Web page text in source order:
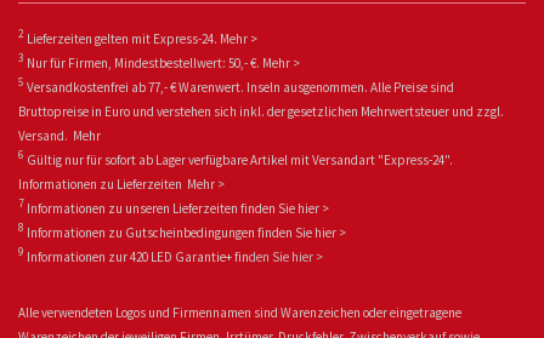
2 Lieferzeiten gelten mit Express-24. Mehr >
3 Nur für Firmen, Mindestbestellwert: 50,- €. Mehr >
5 Versandkostenfrei ab 77,- € Warenwert. Inseln ausgenommen. Alle Preise sind
Bruttopreise in Euro und verstehen sich inkl. der gesetzlichen Mehrwertsteuer und zzgl.
Versand. Mehr
6 Gültig nur für sofort ab Lager verfügbare Artikel mit Versandart "Express-24".
Informationen zu Lieferzeiten Mehr >
7 Informationen zu unseren Lieferzeiten finden Sie hier >
8 Informationen zu Gutscheinbedingungen finden Sie hier >
9 Informationen zur 420 LED Garantie+ finden Sie hier >
Alle verwendeten Logos und Firmennamen sind Warenzeichen oder eingetragene